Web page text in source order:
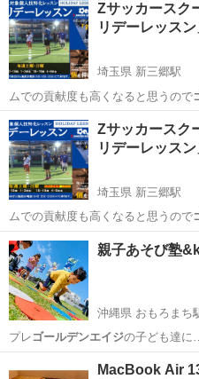
Zサッカースク
リデーレッスン
埼玉県 新三郷駅
ムでの貢献度も高くなると思うので
の成長が早い小学生…
埼玉 三郷市 新三郷駅 サ
Zサッカースク
リデーレッスン
埼玉県 新三郷駅
ムでの貢献度も高くなると思うので
の成長が早い小学生…
埼玉 三郷市 新三郷駅
親子あそび塾
沖縄県 おもろまち
プレゴールデンエイジの子ども達に
沖縄習い…
MacBook Air